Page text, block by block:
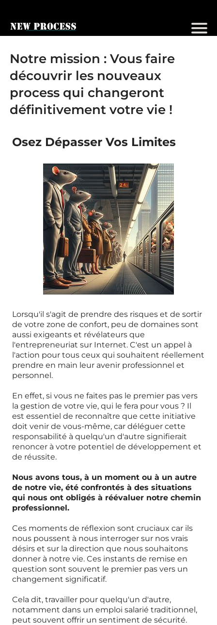
Notre mission : Vous faire
découvrir les nouveaux
process qui changeront
définitivement votre vie !
Osez Dépasser Vos Limites
Lorsqu'il s'agit de prendre des risques et de sortir
de votre zone de confort, peu de domaines sont
aussi exigeants et révélateurs que
l'entrepreneuriat sur Internet. C'est un appel à
l'action pour tous ceux qui souhaitent réellement
prendre en main leur avenir professionnel et
personnel.
En effet, si vous ne faites pas le premier pas vers
la gestion de votre vie, qui le fera pour vous ? Il
est essentiel de reconnaître que cette initiative
doit venir de vous-même, car déléguer cette
responsabilité à quelqu'un d'autre signifierait
renoncer à votre potentiel de développement et
de réussite.
Nous avons tous, à un moment ou à un autre
de notre vie, été confrontés à des situations
qui nous ont obligés à réévaluer notre chemin
professionnel.
Ces moments de réflexion sont cruciaux car ils
nous poussent à nous interroger sur nos vrais
désirs et sur la direction que nous souhaitons
donner à notre vie. Ces instants de remise en
question sont souvent le premier pas vers un
changement significatif.
Cela dit, travailler pour quelqu'un d'autre,
notamment dans un emploi salarié traditionnel,
peut souvent offrir un sentiment de sécurité.